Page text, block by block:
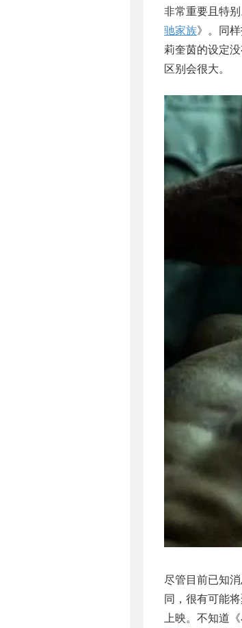
非常重要且特
驰家族》。同
莉奎茵的设定
区别会很大。
尽管目前已知
同，很有可能
上映。不知道